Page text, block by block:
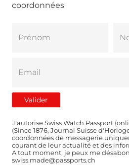
coordonnées
J'autorise Swiss Watch Passport
(Since 1876, Journal Suisse
coordonnées de messagerie
courant de leur actualité et des
A tout moment, je peux me
swiss.made@passports.ch